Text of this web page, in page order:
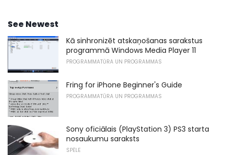
See Newest
Kā sinhronizēt atskaņošanas sarakstus
programmā Windows Media Player 11
PROGRAMMATŪRA UN PROGRAMMAS
Fring for iPhone Beginner's Guide
PROGRAMMATŪRA UN PROGRAMMAS
Sony oficiālais (PlayStation 3) PS3 starta
nosaukumu saraksts
SPĒLE